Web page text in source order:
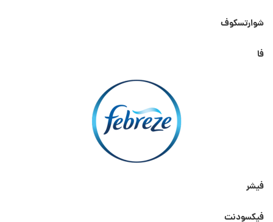
شوارتسکوف
فا
فیشر
فیکسودنت